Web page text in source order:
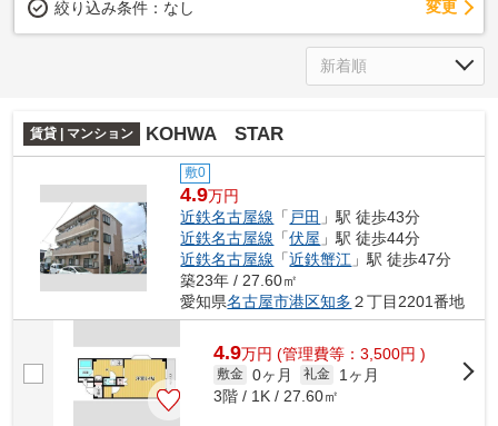
絞り込み条件： なし 変更
賃貸 | マンション KOHWA STAR
敷0
4.9万円
近鉄名古屋線 「 戸田 」駅 徒歩43分
近鉄名古屋線 「伏屋 」駅 徒歩44分
近鉄名古屋線 「近鉄蟹江 」駅 徒歩47分
築23年 / 27.60㎡
愛知県名古屋市港区知多 ２丁目2201番地
4.9万円 (管理費等：3,500円 )
敷金 0ヶ月 礼金
1ヶ月
3階 / 1K / 27.60㎡